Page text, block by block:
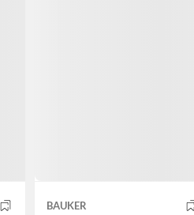
BAUKER